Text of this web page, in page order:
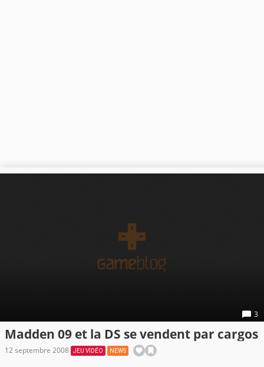
3
Madden 09 et la DS se vendent par cargos
12 septembre 2008 JEU VIDÉO NEWS